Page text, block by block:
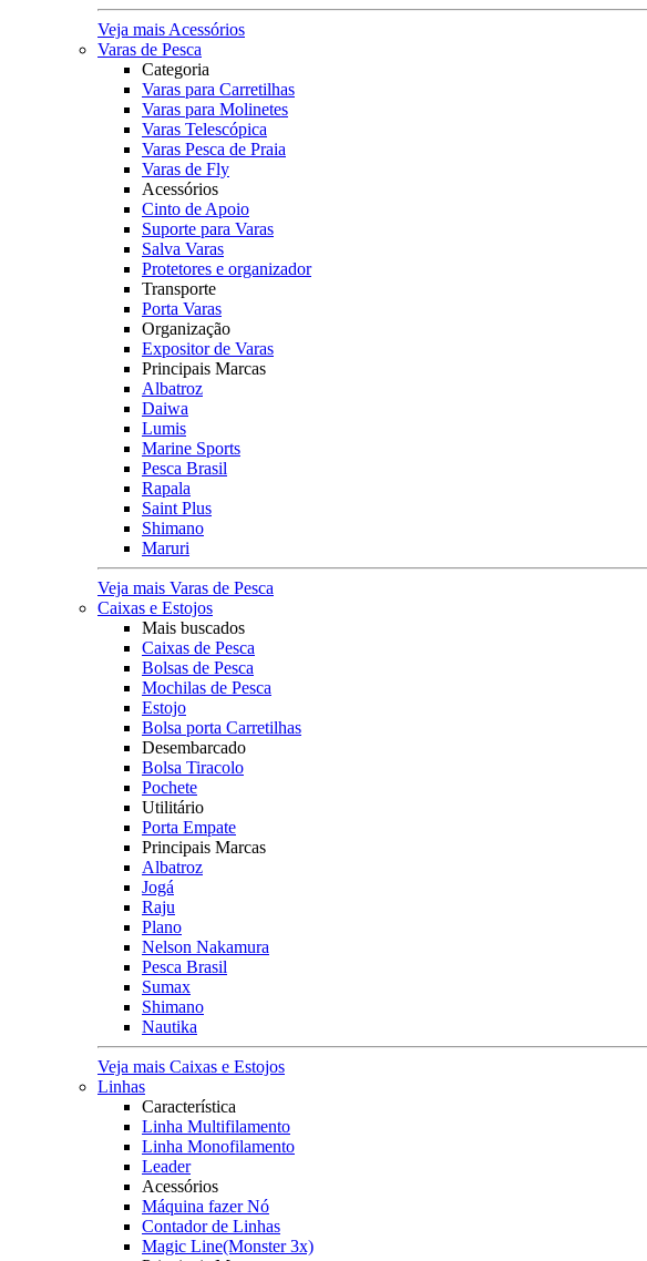
Veja mais Acessórios
Varas de Pesca
Categoria
Varas para Carretilhas
Varas para Molinetes
Varas Telescópica
Varas Pesca de Praia
Varas de Fly
Acessórios
Cinto de Apoio
Suporte para Varas
Salva Varas
Protetores e organizador
Transporte
Porta Varas
Organização
Expositor de Varas
Principais Marcas
Albatroz
Daiwa
Lumis
Marine Sports
Pesca Brasil
Rapala
Saint Plus
Shimano
Maruri
Veja mais Varas de Pesca
Caixas e Estojos
Mais buscados
Caixas de Pesca
Bolsas de Pesca
Mochilas de Pesca
Estojo
Bolsa porta Carretilhas
Desembarcado
Bolsa Tiracolo
Pochete
Utilitário
Porta Empate
Principais Marcas
Albatroz
Jogá
Raju
Plano
Nelson Nakamura
Pesca Brasil
Sumax
Shimano
Nautika
Veja mais Caixas e Estojos
Linhas
Característica
Linha Multifilamento
Linha Monofilamento
Leader
Acessórios
Máquina fazer Nó
Contador de Linhas
Magic Line(Monster 3x)